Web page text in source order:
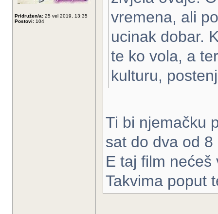
Pridružen/a: 25 vel 2019, 13:35
Postovi: 104
vremena, ali
ucinak dobar.
te ko vola, a
kulturu,
Ti bi njemačku
sat do dva od
E taj film nećeš
Takvima poput